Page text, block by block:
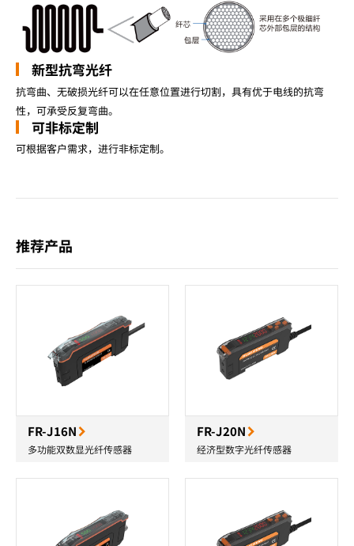
新型抗弯光纤
抗弯曲、无破损光纤可以在任意位置进行切割，具有优于电线的抗弯
性，可承受反复弯曲。
可非标定制
可根据客户需求，进行非标定制。
推荐产品
FR-J16N
多功能双数显光纤传感器
FR-J20N
经济型数字光纤传感器